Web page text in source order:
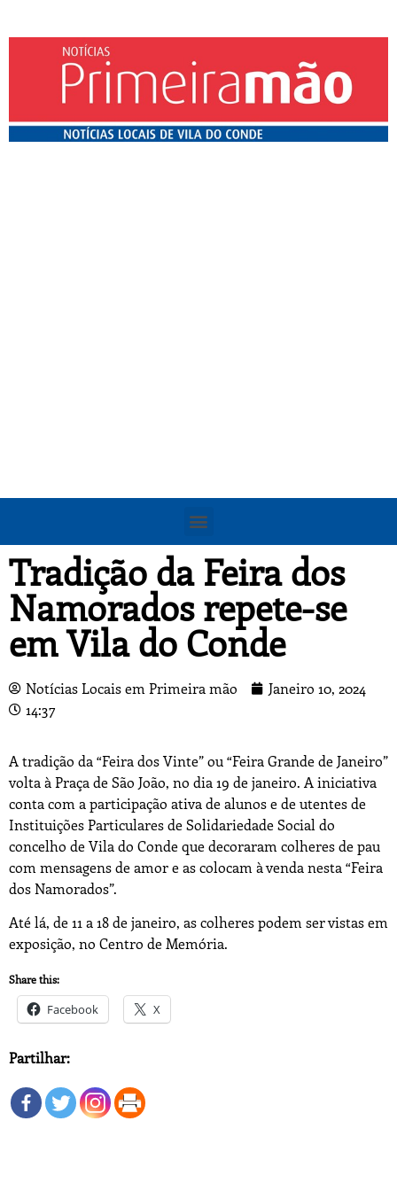
Tradição da Feira dos
Namorados repete-se
em Vila do Conde
Notícias Locais em Primeira mão
Janeiro 10, 2024
14:37
A tradição da “Feira dos Vinte” ou “Feira Grande de Janeiro”
volta à Praça de São João, no dia 19 de janeiro. A iniciativa
conta com a participação ativa de alunos e de utentes de
Instituições Particulares de Solidariedade Social do
concelho de Vila do Conde que decoraram colheres de pau
com mensagens de amor e as colocam à venda nesta “Feira
dos Namorados”.
Até lá, de 11 a 18 de janeiro, as colheres podem ser vistas em
exposição, no Centro de Memória.
Share this:
Facebook X
Partilhar: